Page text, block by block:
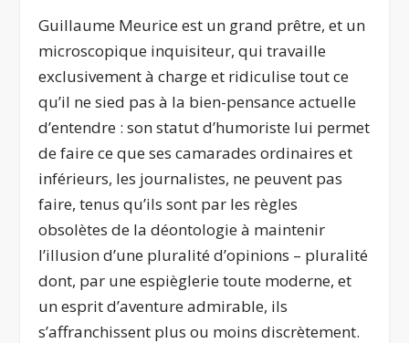
Guillaume Meurice est un grand prêtre, et un
microscopique inquisiteur, qui travaille
exclusivement à charge et ridiculise tout ce
qu’il ne sied pas à la bien-pensance actuelle
d’entendre : son statut d’humoriste lui permet
de faire ce que ses camarades ordinaires et
inférieurs, les journalistes, ne peuvent pas
faire, tenus qu’ils sont par les règles
obsolètes de la déontologie à maintenir
l’illusion d’une pluralité d’opinions – pluralité
dont, par une espièglerie toute moderne, et
un esprit d’aventure admirable, ils
s’affranchissent plus ou moins discrètement.